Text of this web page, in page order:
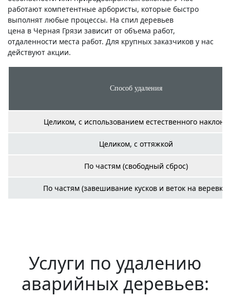
работают компетентные арбористы, которые быстро
выполнят любые процессы. На спил деревьев
цена в Черная Грязи зависит от объема работ,
отдаленности места работ. Для крупных заказчиков у нас
действуют акции.
Способ удаления
Целиком, с использованием естественного наклона
Целиком, с оттяжкой
По частям (свободный сброс)
По частям (завешивание кусков и веток на веревку)
Услуги по удалению
аварийных деревьев: